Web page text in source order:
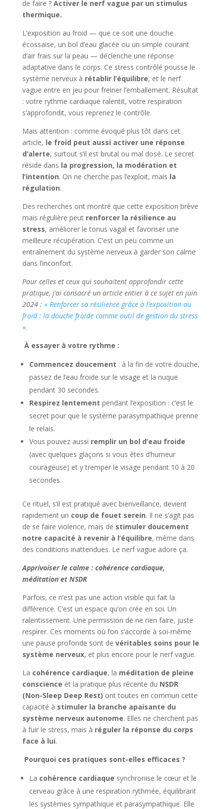
de faire ? Activer le nerf vague par un stimulus
thermique.
L’exposition au froid — que ce soit une douche
écossaise, un bol d’eau glacée ou un simple courant
d’air frais sur la peau — déclenche une réponse
adaptative dans le corps. Ce stress contrôlé pousse le
système nerveux à rétablir l’équilibre, et le nerf
vague entre en jeu pour freiner l’emballement. Résultat
: votre rythme cardiaque ralentit, votre respiration
s’approfondit, vous reprenez le contrôle.
Mais attention : comme évoqué plus tôt dans cet
article, le froid peut aussi activer une réponse
d’alerte, surtout s’il est brutal ou mal dosé. Le secret
réside dans la progression, la modération et
l’intention. On ne cherche pas l’exploit, mais la
régulation.
Des recherches ont montré que cette exposition brève
mais régulière peut renforcer la résilience au
stress, améliorer le tonus vagal et favoriser une
meilleure récupération. C’est un peu comme un
entraînement du système nerveux à garder son calme
dans l’inconfort.
Pour celles et ceux qui souhaitent approfondir cette
pratique, j’ai consacré un article entier à ce sujet en juin
2024 : « Renforcer sa résilience grâce à l’exposition au
froid : la douche froide comme outil de gestion du stress
».
À essayer à votre rythme :
Commencez doucement : à la fin de votre douche,
passez de l’eau froide sur le visage et la nuque
pendant 30 secondes.
Respirez lentement pendant l’exposition : c’est le
secret pour que le système parasympathique prenne
le relais.
Vous pouvez aussi remplir un bol d’eau froide
(avec quelques glaçons si vous êtes d’humeur
courageuse) et y tremper le visage pendant 10 à 20
secondes.
Ce rituel, s’il est pratiqué avec bienveillance, devient
rapidement un coup de fouet serein. Il ne s’agit pas
de se faire violence, mais de stimuler doucement
notre capacité à revenir à l’équilibre, même dans
des conditions inattendues. Le nerf vague adore ça.
Apprivoiser le calme : cohérence cardiaque,
méditation et NSDR
Parfois, ce n’est pas une action visible qui fait la
différence. C’est un espace qu’on crée en soi. Un
ralentissement. Une permission de ne rien faire, juste
respirer. Ces moments où l’on s’accorde à soi-même
une pause profonde sont de véritables soins pour le
système nerveux, et plus encore pour le nerf vague.
La cohérence cardiaque, la méditation de pleine
conscience et la pratique plus récente du NSDR
(Non-Sleep Deep Rest) ont toutes en commun cette
capacité à stimuler la branche apaisante du
système nerveux autonome. Elles ne cherchent pas
à fuir le stress, mais à réguler la réponse du corps
face à lui.
Pourquoi ces pratiques sont-elles efficaces ?
La cohérence cardiaque synchronise le cœur et le
cerveau grâce à une respiration rythmée, équilibrant
les systèmes sympathique et parasympathique. Elle